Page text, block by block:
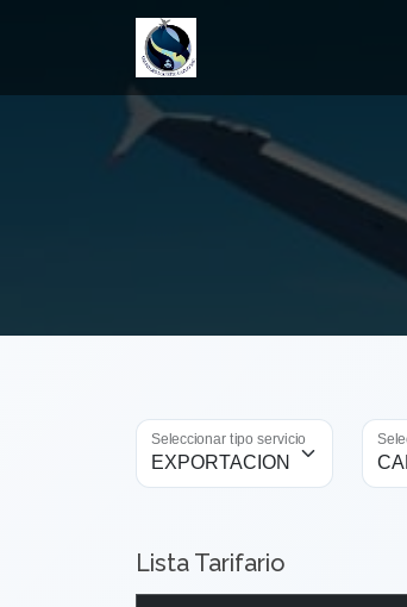
Seleccionar tipo servicio
Lista Tarifario